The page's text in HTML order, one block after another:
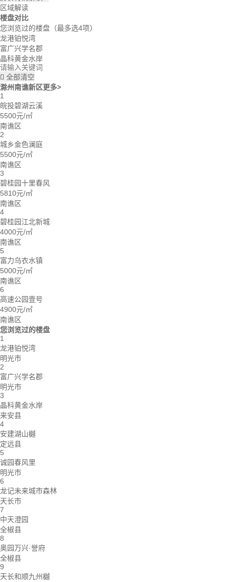
区域解读
楼盘对比
您浏览过的楼盘 （最多选4项）
龙港铂悦湾
富广兴学名郡
晶科黄金水岸
 全部清空
滁州南谯新区更多>
1
皖投碧湖云溪
5500元/㎡
南谯区
2
城乡金色澜庭
5500元/㎡
南谯区
3
碧桂园十里春风
5810元/㎡
南谯区
4
碧桂园江北新城
4000元/㎡
南谯区
5
富力乌衣水镇
5000元/㎡
南谯区
6
高速公园壹号
4900元/㎡
南谯区
您浏览过的楼盘
1
龙港铂悦湾
明光市
2
富广兴学名郡
明光市
3
晶科黄金水岸
来安县
4
安建湖山樾
定远县
5
诚园春风里
明光市
6
龙记未来城市森林
天长市
7
中天澄园
全椒县
8
奥园万兴·誉府
全椒县
9
天长和顺九州樾